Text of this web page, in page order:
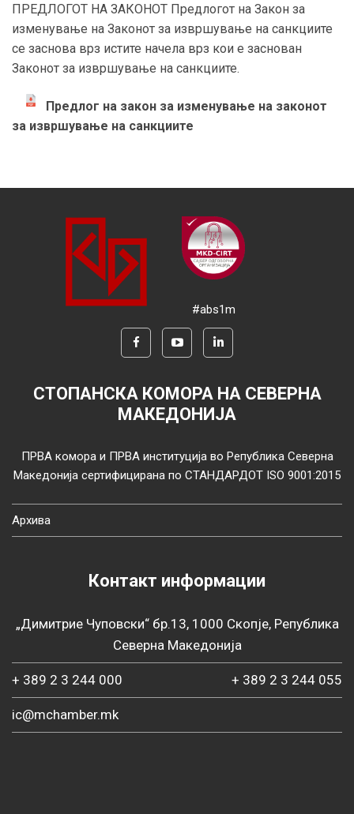
ПРЕДЛОГОТ НА ЗАКОНОТ Предлогот на Закон за
изменување на Законот за извршување на санкциите
се заснова врз истите начела врз кои е заснован
Законот за извршување на санкциите.
Предлог на закон за изменување на законот
за извршување на санкциите
#abs1m
СТОПАНСКА КОМОРА НА СЕВЕРНА
МАКЕДОНИЈА
ПРВА комора и ПРВА институција во Република Северна
Македонија сертифицирана по СТАНДАРДОТ ISO 9001:2015
Архива
Контакт информации
„Димитрие Чуповски“ бр.13, 1000 Скопје, Република
Северна Македонија
+ 389 2 3 244 000 + 389 2 3 244 055
ic@mchamber.mk